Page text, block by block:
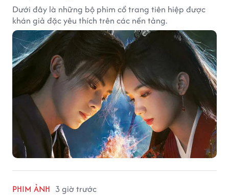
Dưới đây là những bộ phim cổ trang tiên hiệp được
khán giả đặc yêu thích trên các nền tảng.
PHIM ẢNH 3 giờ trước